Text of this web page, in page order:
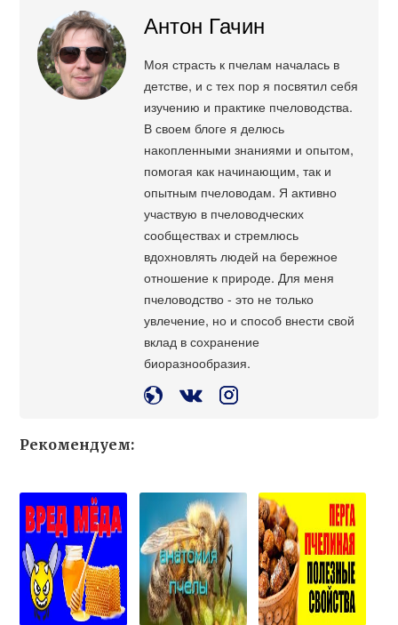
Антон Гачин
Моя страсть к пчелам началась в
детстве, и с тех пор я посвятил себя
изучению и практике пчеловодства.
В своем блоге я делюсь
накопленными знаниями и опытом,
помогая как начинающим, так и
опытным пчеловодам. Я активно
участвую в пчеловодческих
сообществах и стремлюсь
вдохновлять людей на бережное
отношение к природе. Для меня
пчеловодство - это не только
увлечение, но и способ внести свой
вклад в сохранение
биоразнообразия.
Рекомендуем: